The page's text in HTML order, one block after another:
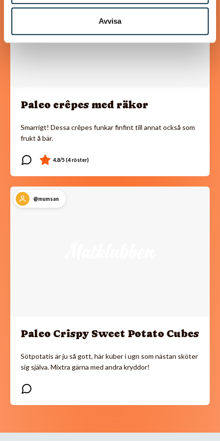
Avvisa
Paleo crêpes med räkor
Smarrigt! Dessa crêpes funkar finfint till annat också som
frukt å bär.
@mumsan
Paleo Crispy Sweet Potato Cubes
Sötpotatis är ju så gott, här kuber i ugn som nästan sköter
sig själva. Mixtra gärna med andra kryddor!